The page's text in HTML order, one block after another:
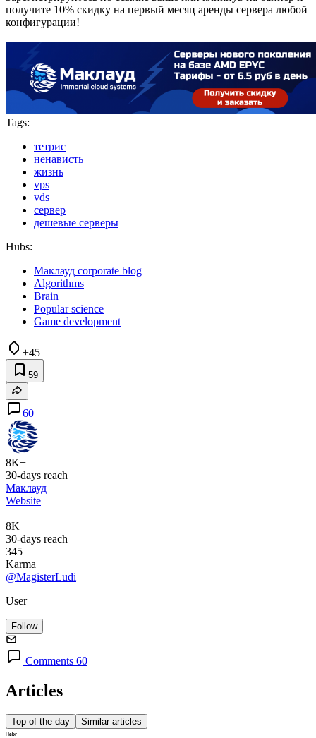
получите 10% скидку на первый месяц аренды сервера любой
конфигурации!
Tags:
тетрис
ненависть
жизнь
vps
vds
сервер
дешевые серверы
Hubs:
Маклауд corporate blog
Algorithms
Brain
Popular science
Game development
+45
59
60
8K+
30-days reach
Маклауд
Website
8K+
30-days reach
345
Karma
@MagisterLudi
User
Follow
Comments 60
Articles
Top of the day Similar articles